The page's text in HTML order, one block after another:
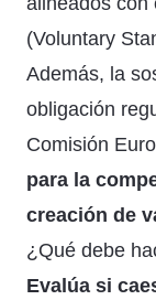
(Voluntary
Además, la
obligación
Comisión
para la
creación de
¿Qué debe
Evalúa si